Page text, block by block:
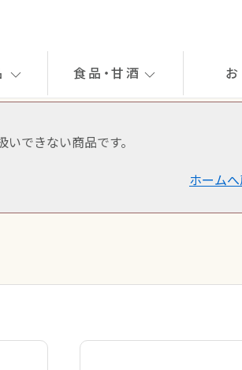
食品・甘酒
できない商品です。
ホーム